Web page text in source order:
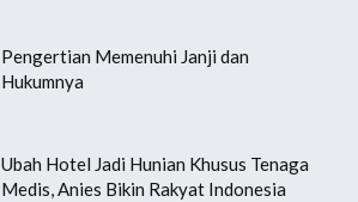
Pengertian Memenuhi Janji dan
Hukumnya
Ubah Hotel Jadi Hunian Khusus Tenaga
Medis, Anies Bikin Rakyat Indonesia